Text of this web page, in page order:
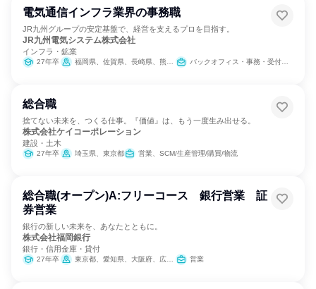
電気通信インフラ業界の事務職
JR九州グループの安定基盤で、経営を支えるプロを目指す。
JR九州電気システム株式会社
インフラ・鉱業
27年卒 福岡県、佐賀県、長崎県、熊本県、大分県、宮崎県、鹿児島県 バックオフィス・事務・受付、経営/事業企画
総合職
捨てない未来を、つくる仕事。『価値』は、もう一度生み出せる。
株式会社ケイコーポレーション
建設・土木
27年卒 埼玉県、東京都 営業、SCM/生産管理/購買/物流
総合職(オープン)A:フリーコース 銀行営業 証
券営業
銀行の新しい未来を、あなたとともに。
株式会社福岡銀行
銀行・信用金庫・貸付
27年卒 東京都、愛知県、大阪府、広島県、山口県、福岡県、佐賀県、長崎県、熊本県、大分県、宮崎県、鹿児島県 営業